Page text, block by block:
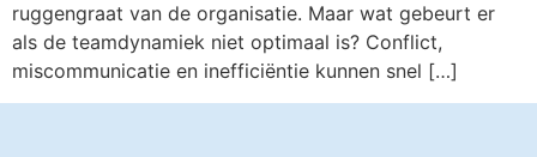
ruggengraat van de organisatie. Maar wat gebeurt er
als de teamdynamiek niet optimaal is? Conflict,
miscommunicatie en inefficiëntie kunnen snel […]